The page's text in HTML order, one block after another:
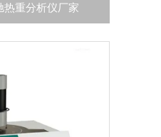
热重分析仪厂家